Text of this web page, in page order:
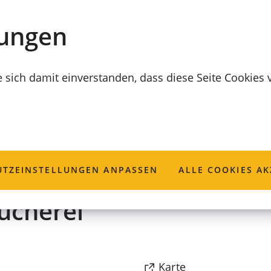
damit einverstanden, dass diese Seite Cookies
ANPASSEN ALLE COOKIES
Karte
(Öffnet